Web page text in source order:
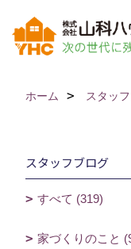
ホーム スタッ
スタッフブログ
すべて (319)
家づくりのこと